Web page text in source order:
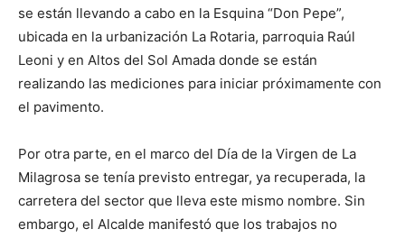
se están llevando a cabo en la Esquina “Don Pepe”,
ubicada en la urbanización La Rotaria, parroquia Raúl
Leoni y en Altos del Sol Amada donde se están
realizando las mediciones para iniciar próximamente con
el pavimento.
Por otra parte, en el marco del Día de la Virgen de La
Milagrosa se tenía previsto entregar, ya recuperada, la
carretera del sector que lleva este mismo nombre. Sin
embargo, el Alcalde manifestó que los trabajos no